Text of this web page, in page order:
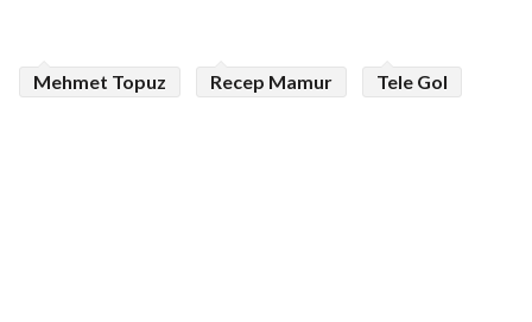
Mehmet Topuz Recep Mamur Tele Gol